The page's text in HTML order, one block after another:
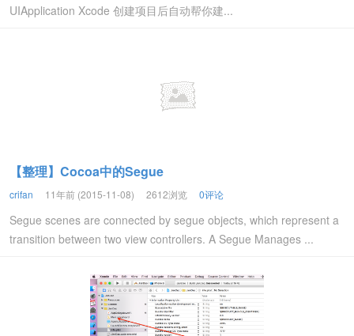
UIApplication Xcode 创建项目后自动帮你建...
【整理】Cocoa中的Segue
crifan 11年前 (2015-11-08) 2612浏览 0评论
Segue scenes are connected by segue objects, which represent a
transition between two view controllers. A Segue Manages ...